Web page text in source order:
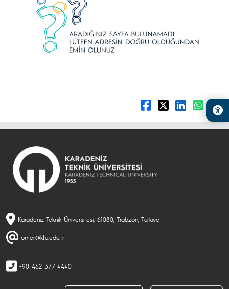
Karadeniz Teknik Üniversitesi, 61080, Trabzon, Türkiye
omer@ktu.edu.tr
+90 462 377 4440